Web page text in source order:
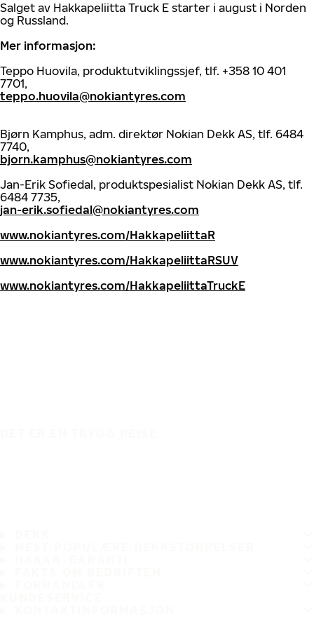
Salget av Hakkapeliitta Truck E starter i august i Norden
og Russland.
Mer informasjon:
Teppo Huovila, produktutviklingssjef, tlf. +358 10 401
7701,
teppo.huovila@nokiantyres.com
Bjørn Kamphus, adm. direktør Nokian Dekk AS, tlf. 6484
7740,
bjorn.kamphus@nokiantyres.com
Jan-Erik Sofiedal, produktspesialist Nokian Dekk AS, tlf.
6484 7735,
jan-erik.sofiedal@nokiantyres.com
www.nokiantyres.com/HakkapeliittaR
www.nokiantyres.com/HakkapeliittaRSUV
www.nokiantyres.com/HakkapeliittaTruckE